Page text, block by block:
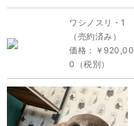
ワシノスリ・1
（売約済み）
価格：￥920,00
0（税別）